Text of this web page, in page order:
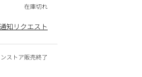
知リクエスト
ストア販売終了